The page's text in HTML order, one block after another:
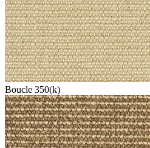
Boucle 350(k)